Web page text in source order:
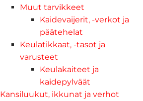
Muut tarvikkeet
Kaidevaijerit, -verkot ja
päätehelat
Keulatikkaat, -tasot ja
varusteet
Keulakaiteet ja
kaidepylväät
Kansiluukut, ikkunat ja verhot